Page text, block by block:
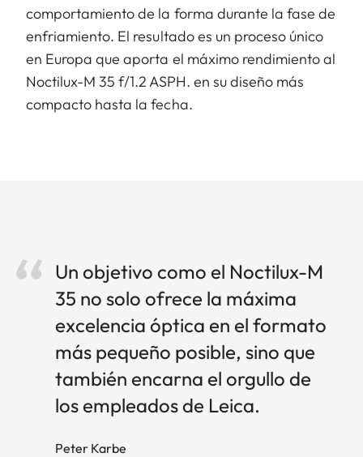
comportamiento de la forma durante la fase de
enfriamiento. El resultado es un proceso único
en Europa que aporta el máximo rendimiento al
Noctilux-M 35 f/1.2 ASPH. en su diseño más
compacto hasta la fecha.
Un objetivo como el Noctilux-M
35 no solo ofrece la máxima
excelencia óptica en el formato
más pequeño posible, sino que
también encarna el orgullo de
los empleados de Leica.
Peter Karbe